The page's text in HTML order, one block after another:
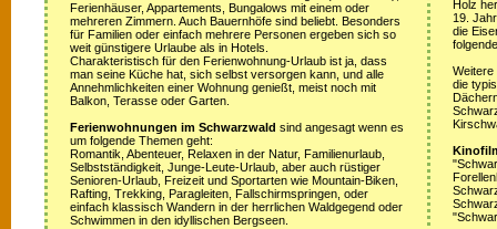
Ferienhäuser, Appartements, Bungalows mit einem oder
mehreren Zimmern. Auch Bauernhöfe sind beliebt. Besonders
für Familien oder einfach mehrere Personen ergeben sich so
weit günstigere Urlaube als in Hotels.
Charakteristisch für den Ferienwohnung-Urlaub ist ja, dass
man seine Küche hat, sich selbst versorgen kann, und alle
Annehmlichkeiten einer Wohnung genießt, meist noch mit
Balkon, Terasse oder Garten.
Ferienwohnungen im Schwarzwald sind angesagt wenn es
um folgende Themen geht:
Romantik, Abenteuer, Relaxen in der Natur, Familienurlaub,
Selbstständigkeit, Junge-Leute-Urlaub, aber auch rüstiger
Senioren-Urlaub, Freizeit und Sportarten wie Mountain-Biken,
Rafting, Trekking, Paragleiten, Fallschirmspringen, oder
einfach klassisch Wandern in der herrlichen Waldgegend oder
Schwimmen in den idyllischen Bergseen.
Holz
19.
die
Weitere
die